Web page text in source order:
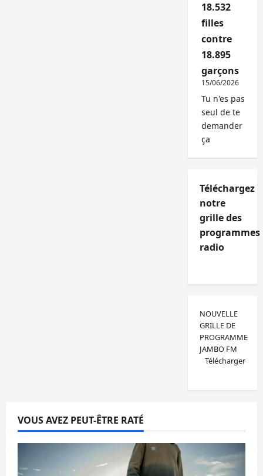
18.532
filles
contre
18.895
garçons
15/06/2026
Tu n'es pas
seul de te
demander
ça
Téléchargez
notre
grille des
programmes
radio
NOUVELLE
GRILLE DE
PROGRAMME
JAMBO FM
Télécharger
VOUS AVEZ PEUT-ÊTRE RATÉ